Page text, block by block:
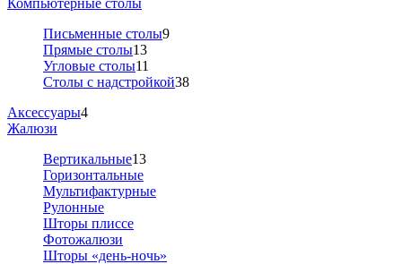
Компьютерные столы
Письменные столы9
Прямые столы13
Угловые столы11
Столы с надстройкой38
Аксессуары4
Жалюзи
Вертикальные13
Горизонтальные
Мультифактурные
Рулонные
Шторы плиссе
Фотожалюзи
Шторы «день-ночь»